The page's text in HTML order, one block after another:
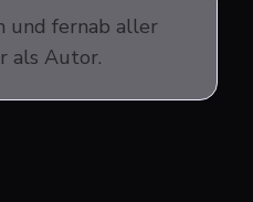
und fernab aller
als Autor.